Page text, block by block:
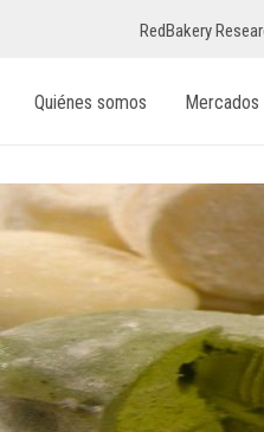
RedBakery
Quiénes somos Mercados